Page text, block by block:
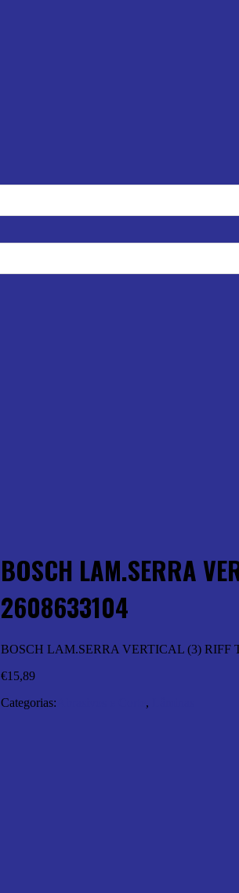
BOSCH LAM.SERRA
2608633104
BOSCH LAM.SERRA VERTICAL (3) RIFF
€15,89
Categorias:
,